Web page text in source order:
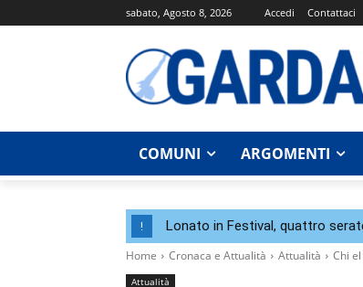
sabato, Agosto 8, 2026 Accedi Contattaci
COMUNI ARGOMENTI
! Lonato in Festival, quattro
Home Cronaca e Attualità Attualità Chi
Attualità